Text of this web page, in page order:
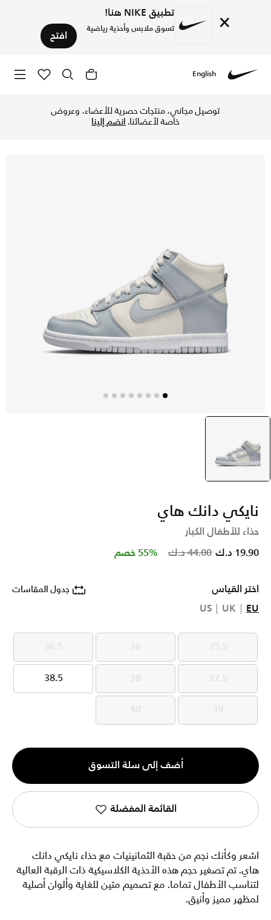
× تطبيق NIKE هنا!
تسوق ملابس وأحذية رياضية افتح
English
توصيل مجاني، منتجات حصرية للأعضاء، وعروض
خاصة لأعضائنا.انضم إلينا
selected
رمادي
نايكي دانك هاي
حذاء للأطفال الكبار
Price reduced from
44.00 د.ك to 19.90 د.ك 55% خصم
اختر القياس جدول المقاسات
EU
UK
US
35.5
35.5
36
36
36.5
36.5
37.5
37.5
38
38
38.5
38.5
39
39
40
40
الكمية
1
أضف إلى سلة التسوق
القائمة المفضلة
اشعر وكأنك نجم من حقبة الثمانينيات مع حذاء نايكي دانك
هاي. تم تصغير حجم هذه الأحذية الكلاسيكية ذات الرقبة العالية
لتناسب الأطفال تماما. مع تصميم متين للغاية وألوان أصلية
لمظهر مميز وأنيق.